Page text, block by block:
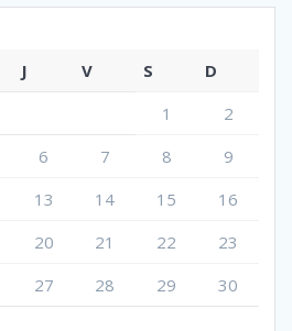
J V S
D
1
2
6 7 8
9
13 14 15
16
20 21 22
23
27 28 29
30